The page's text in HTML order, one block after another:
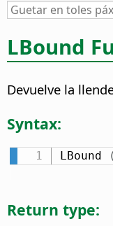
LBound
Devuelve la
Syntax:
LBound (
Return type: